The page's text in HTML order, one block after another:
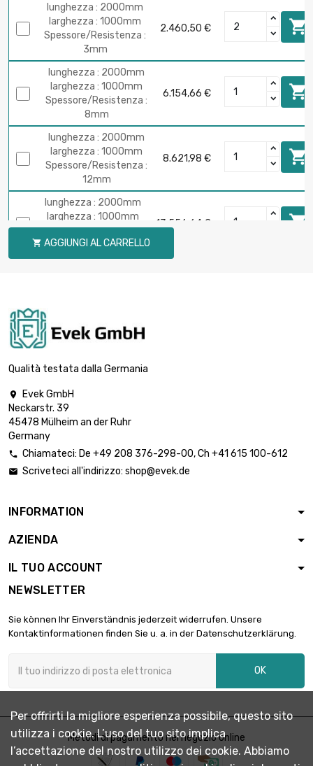
lunghezza : 2000mm
larghezza : 1000mm
Spessore/Resistenza :
3mm
2.460,50 € 
lunghezza : 2000mm
larghezza : 1000mm
Spessore/Resistenza :
8mm
6.154,66 € 
lunghezza : 2000mm
larghezza : 1000mm
Spessore/Resistenza :
12mm
8.621,98 € 
lunghezza : 2000mm
larghezza : 1000mm
Spessore/Resistenza
: 20mm
13.556,64 € 
 AGGIUNGI AL CARRELLO
Qualità testata dalla Germania

Evek GmbH
Neckarstr. 39
45478 Mülheim an der Ruhr
Germany
 Chiamateci: De +49 208 376-298-00, Ch +41 615 100-612
 Scriveteci all'indirizzo: shop@evek.de
INFORMATION
AZIENDA
IL TUO ACCOUNT
NEWSLETTER
Sie können Ihr Einverständnis jederzeit widerrufen. Unsere
Kontaktinformationen finden Sie u. a. in der Datenschutzerklärung.
OK
Metodi di pagamento nel negozio online
Per offrirti la migliore esperienza possibile, questo sito
utilizza i cookie. L’uso del tuo sito implica
l’accettazione del nostro utilizzo dei cookie. Abbiamo